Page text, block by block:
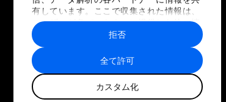
有しています。ここで収集された情報は、
ユーザーが各パートナーに提供した他の情
報や各パートナーのサービスを使用した際
に収集された情報と組み合わされ、各パー
トナーによって使用されることがありま
す。
全て許可
カスタム化
拒否